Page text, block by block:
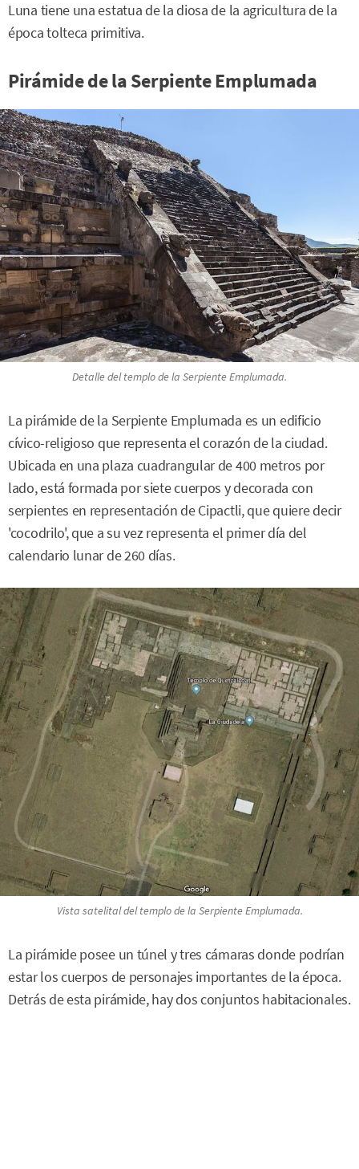
Luna tiene una estatua de la diosa de la agricultura de la
época tolteca primitiva.
Pirámide de la Serpiente Emplumada
Detalle del templo de la Serpiente Emplumada.
La pirámide de la Serpiente Emplumada es un edificio
cívico-religioso que representa el corazón de la ciudad.
Ubicada en una plaza cuadrangular de 400 metros por
lado, está formada por siete cuerpos y decorada con
serpientes en representación de Cipactli, que quiere decir
'cocodrilo', que a su vez representa el primer día del
calendario lunar de 260 días.
Vista satelital del templo de la Serpiente Emplumada.
La pirámide posee un túnel y tres cámaras donde podrían
estar los cuerpos de personajes importantes de la época.
Detrás de esta pirámide, hay dos conjuntos habitacionales.